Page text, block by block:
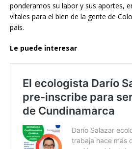
ponderamos su labor y sus aportes,
vitales para el bien de la gente de
país.
Le puede interesar